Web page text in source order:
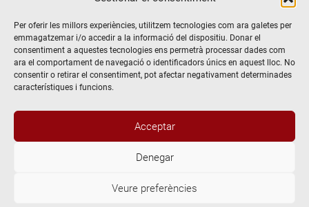
Per oferir les millors experiències, utilitzem tecnologies com ara galetes per
emmagatzemar i/o accedir a la informació del dispositiu. Donar el
consentiment a aquestes tecnologies ens permetrà processar dades com
ara el comportament de navegació o identificadors únics en aquest lloc. No
consentir o retirar el consentiment, pot afectar negativament determinades
característiques i funcions.
Acceptar
Denegar
Veure preferències
@2026 Escola de teatre El Timbal. Tots els drets reservats
Avís Legal